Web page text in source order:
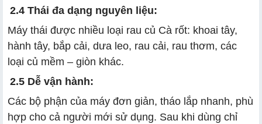
2.4 Thái đa dạng nguyên liệu:
Máy thái được nhiều loại rau củ Cà rốt: khoai tây,
hành tây, bắp cải, dưa leo, rau cải, rau thơm, các
loại củ mềm – giòn khác.
2.5 Dễ vận hành:
Các bộ phận của máy đơn giản, tháo lắp nhanh, phù
hợp cho cả người mới sử dụng. Sau khi dùng chỉ